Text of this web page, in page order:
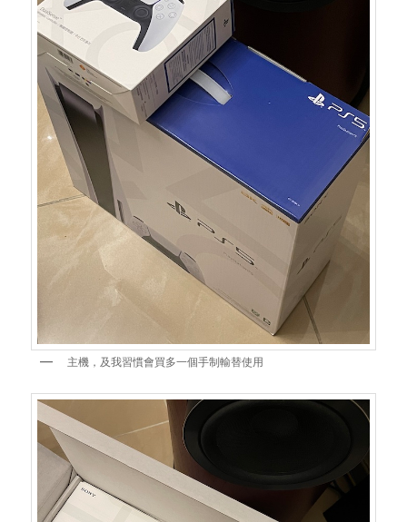
主機，及我習慣會買多一個手制輸替使用